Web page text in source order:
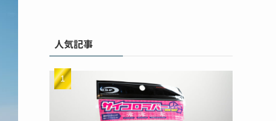
人気記事